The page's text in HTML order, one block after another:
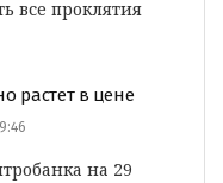
все проклятия
растет в цене
на 29